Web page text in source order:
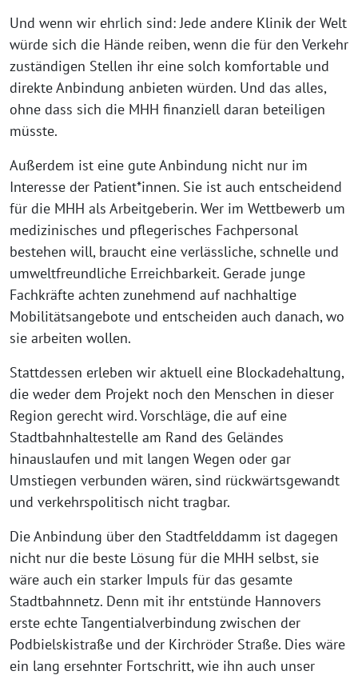
Und wenn wir ehrlich sind: Jede andere Klinik der Welt
würde sich die Hände reiben, wenn die für den Verkehr
zuständigen Stellen ihr eine solch komfortable und
direkte Anbindung anbieten würden. Und das alles,
ohne dass sich die MHH finanziell daran beteiligen
müsste.
Außerdem ist eine gute Anbindung nicht nur im
Interesse der Patient*innen. Sie ist auch entscheidend
für die MHH als Arbeitgeberin. Wer im Wettbewerb um
medizinisches und pflegerisches Fachpersonal
bestehen will, braucht eine verlässliche, schnelle und
umweltfreundliche Erreichbarkeit. Gerade junge
Fachkräfte achten zunehmend auf nachhaltige
Mobilitätsangebote und entscheiden auch danach, wo
sie arbeiten wollen.
Stattdessen erleben wir aktuell eine Blockadehaltung,
die weder dem Projekt noch den Menschen in dieser
Region gerecht wird. Vorschläge, die auf eine
Stadtbahnhaltestelle am Rand des Geländes
hinauslaufen und mit langen Wegen oder gar
Umstiegen verbunden wären, sind rückwärtsgewandt
und verkehrspolitisch nicht tragbar.
Die Anbindung über den Stadtfelddamm ist dagegen
nicht nur die beste Lösung für die MHH selbst, sie
wäre auch ein starker Impuls für das gesamte
Stadtbahnnetz. Denn mit ihr entstünde Hannovers
erste echte Tangentialverbindung zwischen der
Podbielskistraße und der Kirchröder Straße. Dies wäre
ein lang ersehnter Fortschritt, wie ihn auch unser